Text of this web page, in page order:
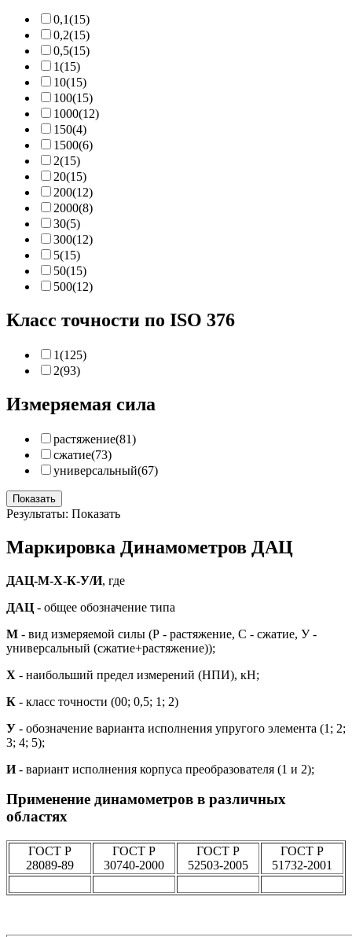
0,1(15)
0,2(15)
0,5(15)
1(15)
10(15)
100(15)
1000(12)
150(4)
1500(6)
2(15)
20(15)
200(12)
2000(8)
30(5)
300(12)
5(15)
50(15)
500(12)
Класс точности по ISO 376
1(125)
2(93)
Измеряемая сила
растяжение(81)
сжатие(73)
универсальный(67)
Показать
Результаты: Показать
Маркировка Динамометров ДАЦ
ДАЦ-М-Х-К-У/И, где
ДАЦ - общее обозначение типа
М - вид измеряемой силы (Р - растяжение, C - сжатие, У -
универсальный (сжатие+растяжение));
Х - наибольший предел измерений (НПИ), кН;
К - класс точности (00; 0,5; 1; 2)
У - обозначение варианта исполнения упругого элемента (1; 2;
3; 4; 5);
И- вариант исполнения корпуса преобразователя (1 и 2);
Применение динамометров в различных
областях
ГОСТ Р
28089-89
ГОСТ Р
30740-2000
ГОСТ Р
52503-2005
ГОСТ Р
51732-2001